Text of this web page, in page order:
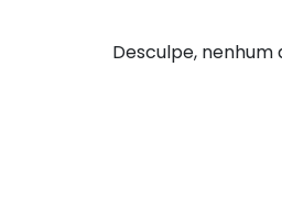
Desculpe,